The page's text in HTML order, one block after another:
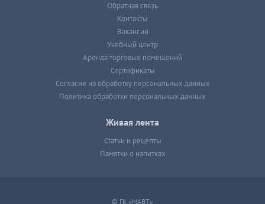
Обратная связь
Контакты
Вакансии
Учебный центр
Аренда торговых помещений
Сертификаты
Согласие на обработку персональных данных
Политика обработки персональных данных
Живая лента
Статьи и рецепты
Памятки о напитках
© ГК «МАВТ»